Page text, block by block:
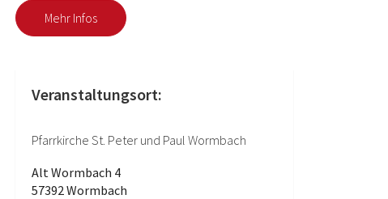
Mehr Infos
Veranstaltungsort:
Pfarrkirche St. Peter und Paul Wormbach
Alt Wormbach 4
57392 Wormbach